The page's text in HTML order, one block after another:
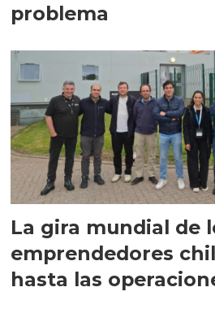
problema
La gira mundial de
emprendedores
hasta las